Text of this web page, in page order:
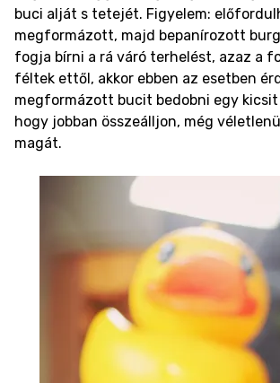
buci alját s tetejét. Figyelem:
megformázott, majd bepanírozott
fogja bírni a rá váró terhelést, azaz a
féltek ettől, akkor ebben az esetben
megformázott bucit bedobni egy
hogy jobban összeálljon, még
magát.